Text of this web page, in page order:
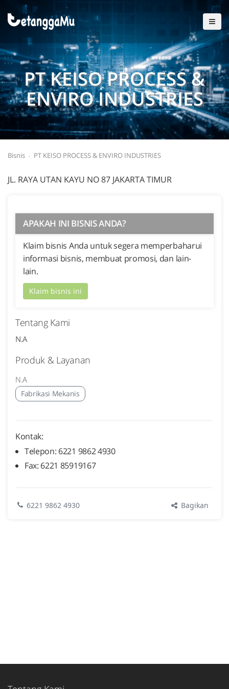
PT KEISO PROCESS &
ENVIRO INDUSTRIES
Bisnis PT KEISO PROCESS & ENVIRO INDUSTRIES
JL. RAYA UTAN KAYU NO 87 JAKARTA TIMUR
APAKAH INI BISNIS ANDA?
Klaim bisnis Anda untuk segera memperbaharui
informasi bisnis, membuat promosi, dan lain-
lain.
Klaim bisnis ini
Tentang Kami
N.A
Produk & Layanan
N.A
Fabrikasi Mekanis
Kontak:
Telepon: 6221 9862 4930
Fax: 6221 85919167
6221 9862 4930 Bagikan